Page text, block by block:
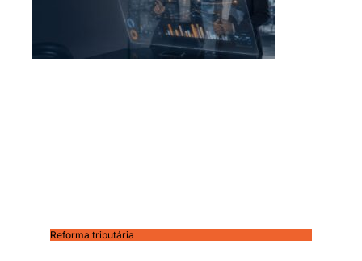
Reforma tributária